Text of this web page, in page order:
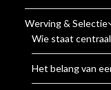
Werving & Selectie
Wie staat
Het belang van